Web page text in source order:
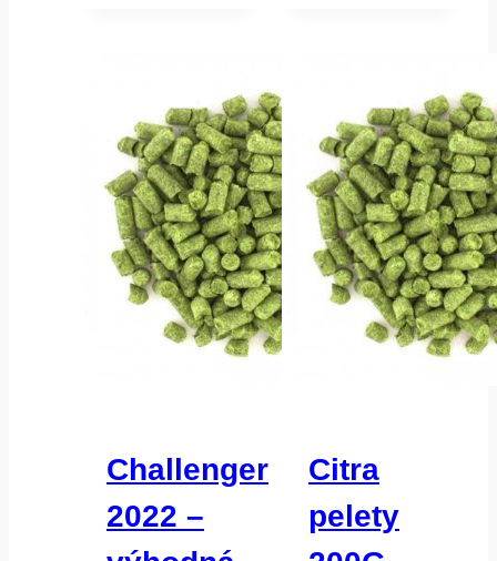
Challenger
2022 –
Citra
pelety